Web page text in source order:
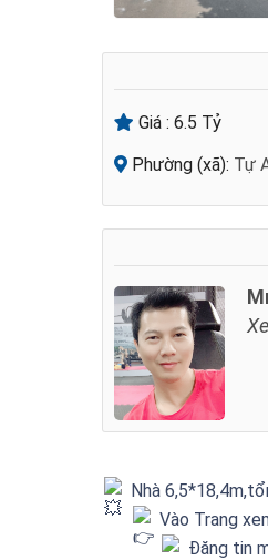
Giá : 6.5 Tỷ
Phường (xã): Tự
Nhà
Vào Trang
Đăng tin